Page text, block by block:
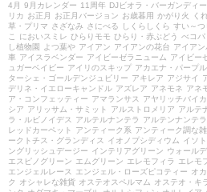
4月 9月カレンダー 11周年 DJビオラ・バーガンディー
リカ お正月 お正月バージョン お歳暮用 かがり火 く
草・プリマ さざなみ さにべる しくらしくら すい～つ
こ
においスミレ ひらりモモ ひらり・赤ぶどう べコパ
し植物園
よつ葉や アイアン アイアンの花台 アイアン
車 アイスラベンダー アイビーゼラニューム アイビー
ュガーベイビー アイリのスキップ アカエナ・パープ
ターシェ・ゴールデンジュビリー アキレア アジサイ
デリネ・イエローキャンドル アズレア アネモネ アネ
ア・コンフェッティー アマランサス アヤリッチバイ
シア アリッサム・サミット アルストロメリア アルテ
ラ・ルビノイデス
アルテルナンテラ アルテンナンテラ
レッドカーペット
アンティーク系 アンティーク調な
ークトチス・グランディス
イオノプシディウム イソ
ングリッシュデージー インテリアグリーン ウォール
エスピノグリーン エムグリーン エレモフィラ エレモ
エンジェルレース
エンジェル・ローズピコティー オ
ク
オシャレな雑貨 オステオスペルマム オステオ・キ